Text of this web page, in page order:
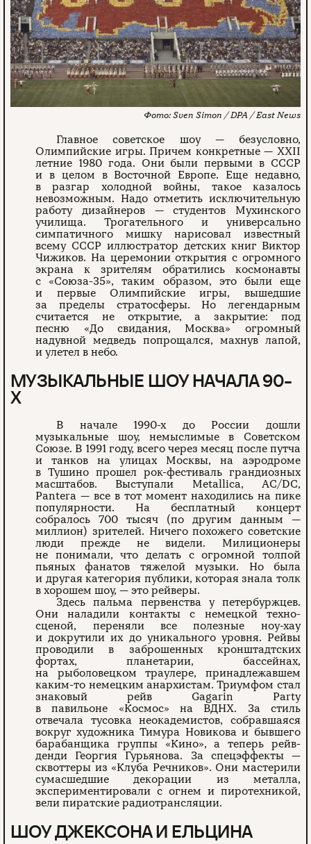
Sven Simon / DPA / East News
Главное советское шоу — безусловно,
Олимпийские игры. Причем конкретные — XXII
летние 1980 года. Они были первыми в СССР
и в целом в Восточной Европе. Еще недавно,
в разгар холодной войны, такое казалось
невозможным. Надо отметить исключительную
работу дизайнеров — студентов Мухинского
училища. Трогательного и универсально
симпатичного мишку нарисовал известный
всему СССР иллюстратор детских книг Виктор
Чижиков. На церемонии открытия с огромного
экрана к зрителям обратились космонавты
с «Союза-35», таким образом, это были еще
и первые Олимпийские игры, вышедшие
за пределы стратосферы. Но легендарным
считается не открытие, а закрытие: под
песню «До свидания, Москва» огромный
надувной медведь попрощался, махнув лапой,
и улетел в небо.
МУЗЫКАЛЬНЫЕ ШОУ НАЧАЛА 90-
Х
В начале 1990-х до России дошли
музыкальные шоу, немыслимые в Советском
Союзе. В 1991 году, всего через месяц после путча
и танков на улицах Москвы, на аэродроме
в Тушино прошел рок-фестиваль грандиозных
масштабов. Выступали Metallica, AC/DC,
Pantera — все в тот момент находились на пике
популярности. На бесплатный концерт
собралось 700 тысяч (по другим данным —
миллион) зрителей. Ничего похожего советские
люди прежде не видели. Милиционеры
не понимали, что делать с огромной толпой
пьяных фанатов тяжелой музыки. Но была
и другая категория публики, которая знала толк
в хорошем шоу, — это рейверы.
Здесь пальма первенства у петербуржцев.
Они наладили контакты с немецкой техно-
сценой, переняли все полезные ноу-хау
и докрутили их до уникального уровня. Рейвы
проводили в заброшенных кронштадтских
фортах, планетарии, бассейнах,
на рыболовецком траулере, принадлежавшем
каким-то немецким анархистам. Триумфом стал
знаковый рейв Gagarin Party
в павильоне «Космос» на ВДНХ. За стиль
отвечала тусовка неокадемистов, собравшаяся
вокруг художника Тимура Новикова и бывшего
барабанщика группы «Кино», а теперь рейв-
денди Георгия Гурьянова. За спецэффекты —
сквоттеры из «Клуба Речников». Они мастерили
сумасшедшие декорации из металла,
экспериментировали с огнем и пиротехникой,
вели пиратские радиотрансляции.
ШОУ ДЖЕКСОНА И ЕЛЬЦИНА